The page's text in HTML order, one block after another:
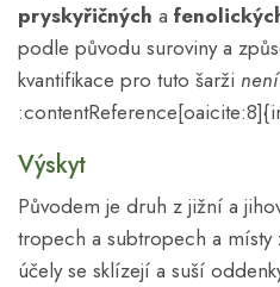
pryskyřičných a
podle původu suroviny a
kvantifikace pro tuto šarži
Výskyt
Původem je druh z jižní a
tropech a subtropech a místy
účely se sklízejí a suší